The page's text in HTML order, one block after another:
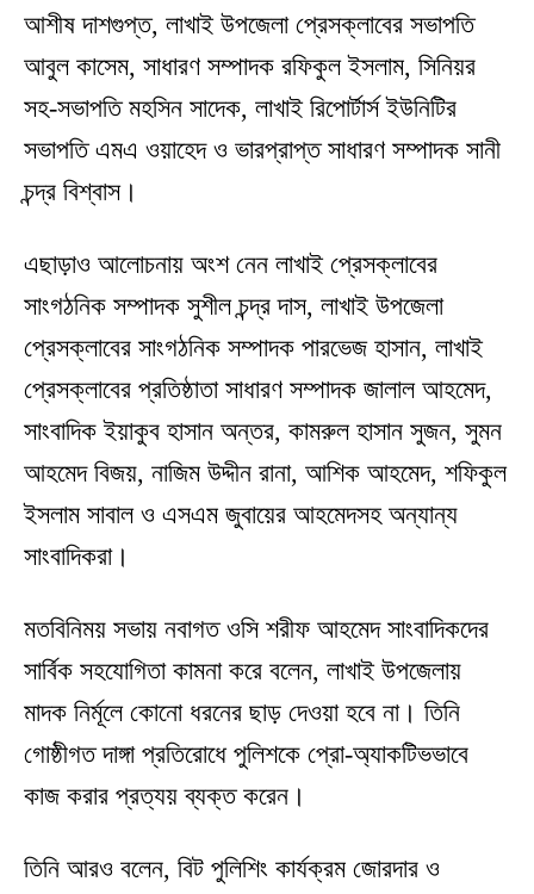
আশীষ দাশগুপ্ত, লাখাই উপজেলা প্রেসক্লাবের সভাপতি
আবুল কাসেম, সাধারণ সম্পাদক রফিকুল ইসলাম, সিনিয়র
সহ-সভাপতি মহসিন সাদেক, লাখাই রিপোর্টার্স ইউনিটির
সভাপতি এমএ ওয়াহেদ ও ভারপ্রাপ্ত সাধারণ সম্পাদক সানী
চন্দ্র বিশ্বাস।
এছাড়াও আলোচনায় অংশ নেন লাখাই প্রেসক্লাবের
সাংগঠনিক সম্পাদক সুশীল চন্দ্র দাস, লাখাই উপজেলা
প্রেসক্লাবের সাংগঠনিক সম্পাদক পারভেজ হাসান, লাখাই
প্রেসক্লাবের প্রতিষ্ঠাতা সাধারণ সম্পাদক জালাল আহমেদ,
সাংবাদিক ইয়াকুব হাসান অন্তর, কামরুল হাসান সুজন, সুমন
আহমেদ বিজয়, নাজিম উদ্দীন রানা, আশিক আহমেদ, শফিকুল
ইসলাম সাবাল ও এসএম জুবায়ের আহমেদসহ অন্যান্য
সাংবাদিকরা।
মতবিনিময় সভায় নবাগত ওসি শরীফ আহমেদ সাংবাদিকদের
সার্বিক সহযোগিতা কামনা করে বলেন, লাখাই উপজেলায়
মাদক নির্মূলে কোনো ধরনের ছাড় দেওয়া হবে না। তিনি
গোষ্ঠীগত দাঙ্গা প্রতিরোধে পুলিশকে প্রো-অ্যাকটিভভাবে
কাজ করার প্রত্যয় ব্যক্ত করেন।
তিনি আরও বলেন, বিট পুলিশিং কার্যক্রম জোরদার ও